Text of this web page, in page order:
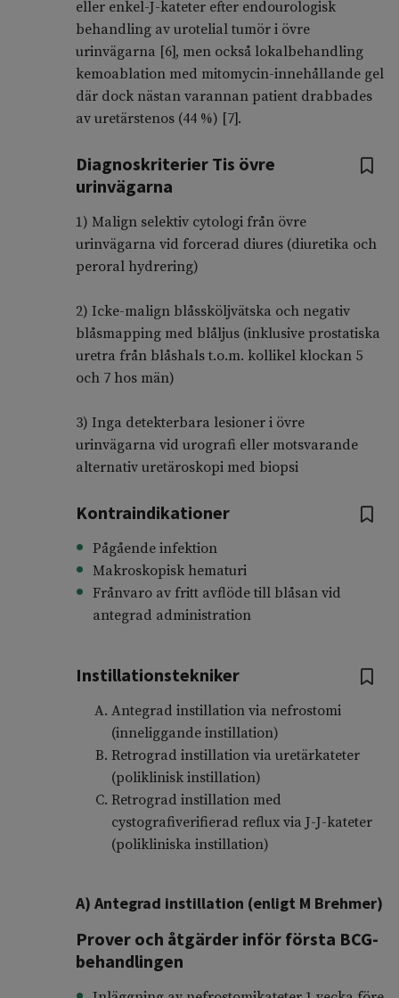
eller enkel-J-kateter efter endourologisk
behandling av urotelial tumör i övre
urinvägarna [6], men också lokalbehandling
kemoablation med mitomycin-innehållande gel
där dock nästan varannan patient drabbades
av uretärstenos (44 %) [7].
Diagnoskriterier Tis övre
urinvägarna
1) Malign selektiv cytologi från övre
urinvägarna vid forcerad diures (diuretika och
peroral hydrering)
2) Icke-malign blåssköljvätska och negativ
blåsmapping med blåljus (inklusive prostatiska
uretra från blåshals t.o.m. kollikel klockan 5
och 7 hos män)
3) Inga detekterbara lesioner i övre
urinvägarna vid urografi eller motsvarande
alternativ uretäroskopi med biopsi
Kontraindikationer
Pågående infektion
Makroskopisk hematuri
Frånvaro av fritt avflöde till blåsan vid
antegrad administration
Instillationstekniker
Antegrad instillation via nefrostomi
(inneliggande instillation)
Retrograd instillation via uretärkateter
(poliklinisk instillation)
Retrograd instillation med
cystografiverifierad reflux via J-J-kateter
(polikliniska instillation)
A) Antegrad instillation (enligt M Brehmer)
Prover och åtgärder inför första BCG-
behandlingen